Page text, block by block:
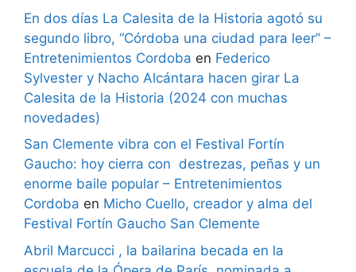
En dos días La Calesita de la Historia agotó su
segundo libro, “Córdoba una ciudad para leer” –
Entretenimientos Cordoba en Federico
Sylvester y Nacho Alcántara hacen girar La
Calesita de la Historia (2024 con muchas
novedades)
San Clemente vibra con el Festival Fortín
Gaucho: hoy cierra con destrezas, peñas y un
enorme baile popular – Entretenimientos
Cordoba en Micho Cuello, creador y alma del
Festival Fortín Gaucho San Clemente
Abril Marcucci , la bailarina becada en la